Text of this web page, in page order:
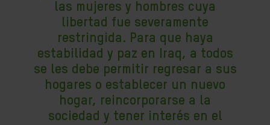
las mujeres y hombres cuya
libertad fue severamente
restringida. Para que haya
estabilidad y paz en Iraq, a todos
se les debe permitir regresar a sus
hogares o establecer un nuevo
hogar, reincorporarse a la
sociedad y tener interés en el